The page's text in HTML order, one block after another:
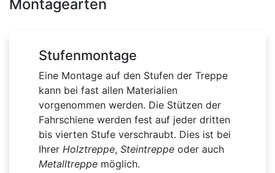
Montagearten
Stufenmontage
Eine Montage auf den Stufen der Treppe
kann bei fast allen Materialien
vorgenommen werden. Die Stützen der
Fahrschiene werden fest auf jeder dritten
bis vierten Stufe verschraubt. Dies ist bei
Ihrer Holztreppe, Steintreppe oder auch
Metalltreppe möglich.